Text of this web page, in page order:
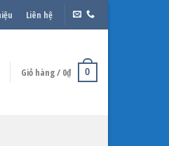
Liên hệ
Giỏ hàng / 0₫ 0